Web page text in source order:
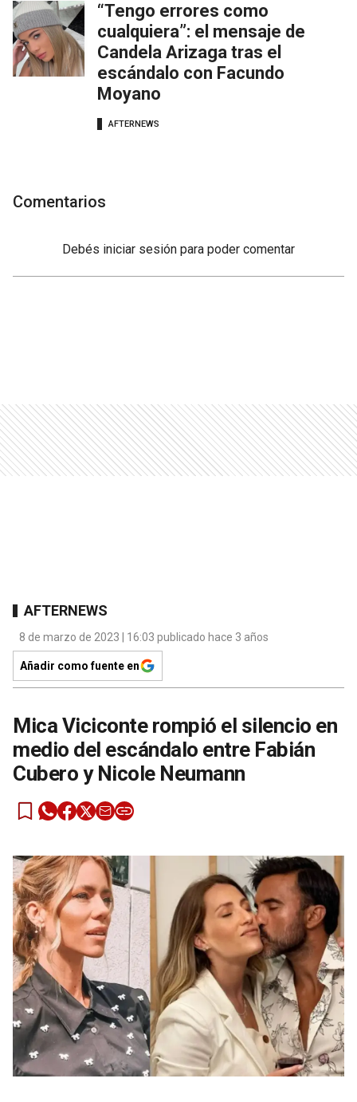
“Tengo errores como
cualquiera”: el mensaje de
Candela Arizaga tras el
escándalo con Facundo
Moyano
AFTERNEWS
Comentarios
Debés iniciar sesión para poder comentar
AFTERNEWS
8 de marzo de 2023 | 16:03 publicado hace 3 años
Añadir como fuente en
Mica Viciconte rompió el silencio en
medio del escándalo entre Fabián
Cubero y Nicole Neumann